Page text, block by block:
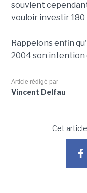
souvient
vouloir investir 180
Rappelons enfin
2004 son intention
Article rédigé par
Vincent Delfau
Cet